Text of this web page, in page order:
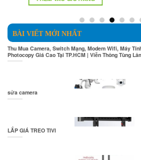
15.000.000₫.
là:
750.000₫.
BÀI VIẾT MỚI NHẤT
Thu Mua Camera, Switch Mạng, Modem Wifi, Máy
Photocopy Giá Cao Tại TP.HCM | Viễn Thông Tùng
sửa camera
LẮP GIÁ TREO TIVI